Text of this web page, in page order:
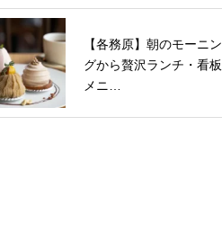
【各務原】朝のモーニン
グから贅沢ランチ・看板
メニ…